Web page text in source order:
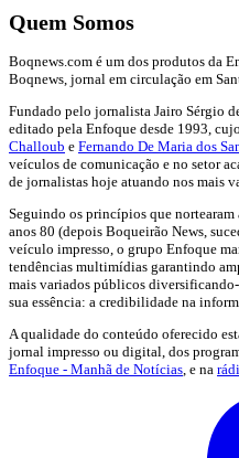
Quem Somos
Boqnews.com é um dos produtos da
Boqnews, jornal em circulação em
Fundado pelo jornalista Jairo Sérgio
editado pela Enfoque desde 1993,
Challoub e Fernando De Maria dos
veículos de comunicação e no setor
de jornalistas hoje atuando nos mais
Seguindo os princípios que
anos 80 (depois Boqueirão News,
veículo impresso, o grupo Enfoque
tendências multimídias garantindo
mais variados públicos
sua essência: a credibilidade na
A qualidade do conteúdo oferecido
jornal impresso ou digital, dos
Enfoque - Manhã de Notícias , e na